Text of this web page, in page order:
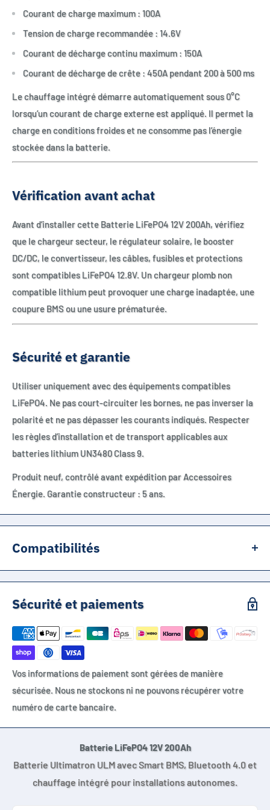
Courant de charge maximum : 100A
Tension de charge recommandée : 14.6V
Courant de décharge continu maximum : 150A
Courant de décharge de crête : 450A pendant 200 à 500 ms
Le chauffage intégré démarre automatiquement sous 0°C
lorsqu’un courant de charge externe est appliqué. Il permet la
charge en conditions froides et ne consomme pas l’énergie
stockée dans la batterie.
Vérification avant achat
Avant d’installer cette Batterie LiFePO4 12V 200Ah, vérifiez
que le chargeur secteur, le régulateur solaire, le booster
DC/DC, le convertisseur, les câbles, fusibles et protections
sont compatibles LiFePO4 12.8V. Un chargeur plomb non
compatible lithium peut provoquer une charge inadaptée, une
coupure BMS ou une usure prématurée.
Sécurité et garantie
Utiliser uniquement avec des équipements compatibles
LiFePO4. Ne pas court-circuiter les bornes, ne pas inverser la
polarité et ne pas dépasser les courants indiqués. Respecter
les règles d’installation et de transport applicables aux
batteries lithium UN3480 Class 9.
Produit neuf, contrôlé avant expédition par Accessoires
Énergie. Garantie constructeur : 5 ans.
Compatibilités
Camping-car, fourgon aménagé, caravane, bateau, installation
autonome, électronique embarquée, système de secours
compatible LiFePO4 12.8V.
Sécurité et paiements
Vos informations de paiement sont gérées de manière
sécurisée. Nous ne stockons ni ne pouvons récupérer votre
numéro de carte bancaire.
Batterie LiFePO4 12V 200Ah
Batterie Ultimatron ULM avec Smart BMS, Bluetooth 4.0 et
chauffage intégré pour installations autonomes.